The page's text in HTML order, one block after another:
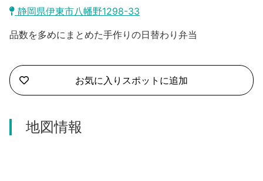
沼津市
三島市
南伊豆町
函南町
西伊豆町
モデルコース
旅程作成
アクセス
合同会社説明会
静岡県伊東市八幡野1298-33
品数を多めにまとめた手作りの日替わり弁当
お気に入りスポットに追加
地図情報